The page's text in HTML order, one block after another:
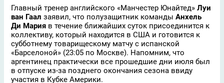
Главный тренер английского «Манчестер Юнайтед» Луи
ван Гаал заявил, что полузащитник команды Анхель
Ди Мария в течение ближайших суток присоединится к
коллективу, который находится в США и готовится к
субботнему товарищескому матчу с испанской
«Барселоной» (23:05 по Москве). Напомним, что
аргентинец практически все прошедшие дни июля был
в отпуске из-за позднего окончания сезона ввиду
участия в Кубке Америки.